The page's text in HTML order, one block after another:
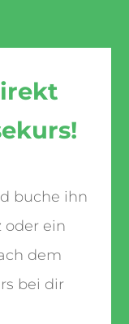
buche ihn
oder ein
dem
bei dir